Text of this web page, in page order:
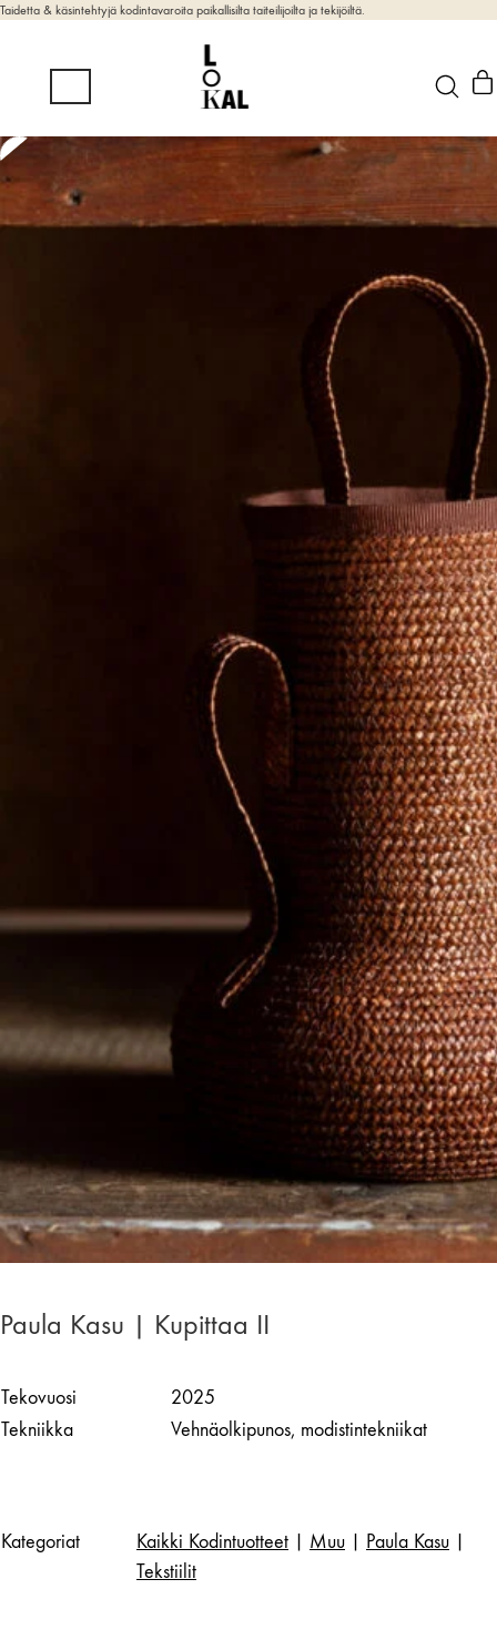
Taidetta & käsintehtyjä kodintavaroita paikallisilta taiteilijoilta ja tekijöiltä.
Paula Kasu | Kupittaa II
Tekovuosi
2025
Tekniikka
Vehnäolkipunos, modistintekniikat
Kategoriat Kaikki Kodintuotteet Muu Paula Kasu
Tekstiilit